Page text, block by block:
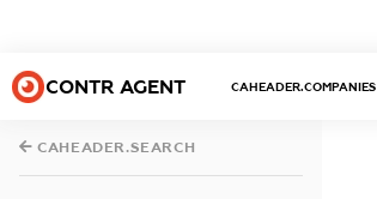
CONTR AGENT CAHEADER.COMPANIES
CAHEADER.SEARCH